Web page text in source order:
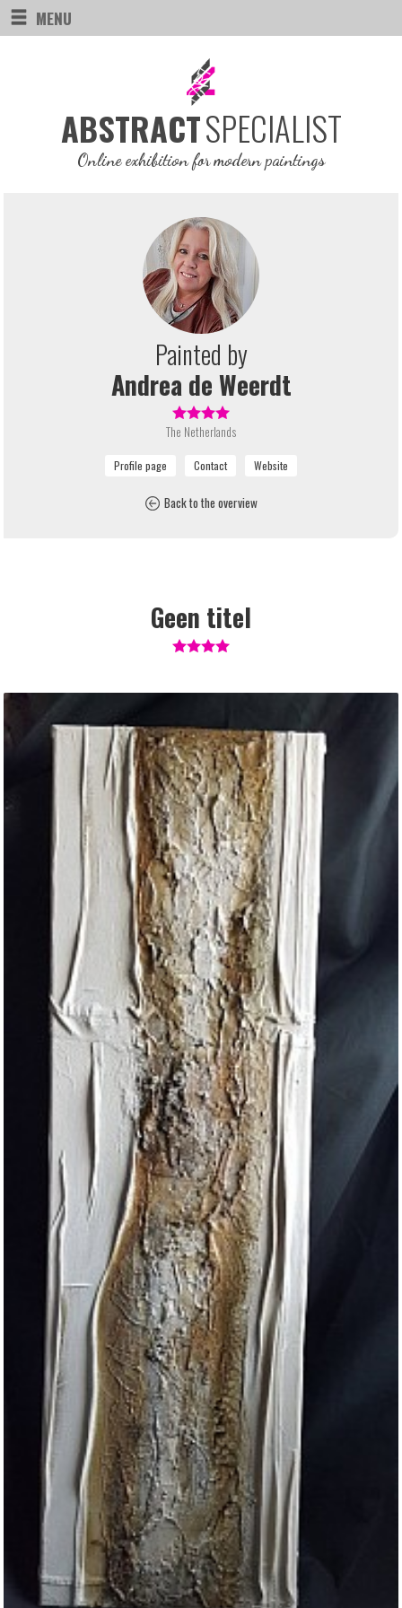
MENU
ABSTRACTSPECIALIST
Online exhibition for modern paintings
Painted by
Andrea de Weerdt
The Netherlands
Back to the overview
Geen titel